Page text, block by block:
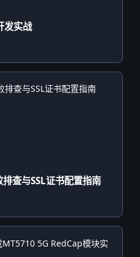
发实战
查与SSL证书配置指南